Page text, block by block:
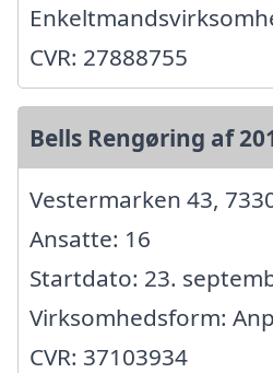
CVR: 27888755
Bells Rengøring af
Vestermarken 43,
Ansatte: 16
Startdato: 23.
Virksomhedsform:
CVR: 37103934